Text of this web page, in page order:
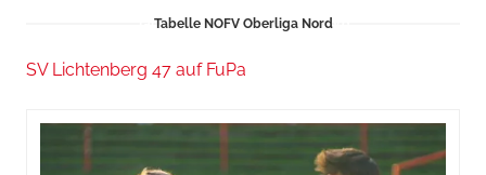
Tabelle NOFV Oberliga Nord
SV Lichtenberg 47 auf FuPa